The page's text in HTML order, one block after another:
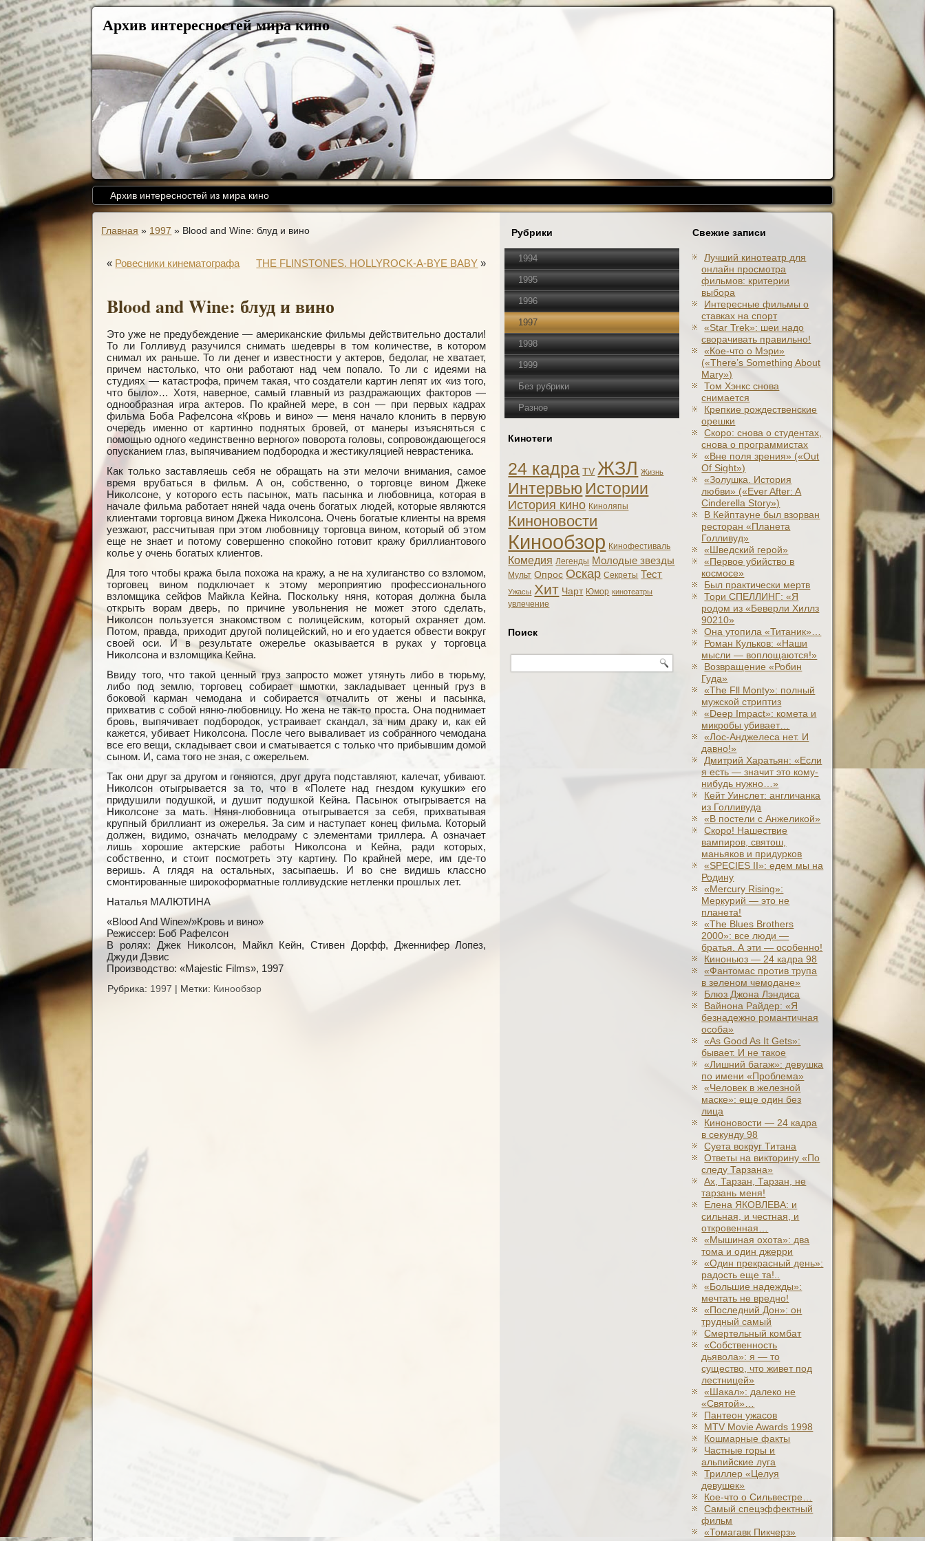
Архив интересностей мира кино
Архив интересностей из мира кино
Главная » 1997 » Blood and Wine: блуд и вино
« Ровесники кинематографа THE FLINSTONES. HOLLYROCK-A-BYE BABY »
Blood and Wine: блуд и вино
Это уже не предубеждение — американские фильмы действительно достали!
То ли Голливуд разучился снимать шедевры в том количестве, в котором
снимал их раньше. То ли денег и известности у актеров, бедолаг, не хватает,
причем настолько, что они работают над чем попало. То ли с идеями на
студиях — катастрофа, причем такая, что создатели картин лепят их «из того,
что было»… Хотя, наверное, самый главный из раздражающих факторов —
однообразная игра актеров. По крайней мере, в сон — при первых кадрах
фильма Боба Рафелсона «Кровь и вино» — меня начало клонить в первую
очередь именно от картинно поднятых бровей, от манеры изъясняться с
помощью одного «единственно верного» поворота головы, сопровождающегося
опусканием глаз, выпячиванием подбородка и жестикуляцией неврастеника.
Как только заставляешь себя не обращать на эти мелочи внимания, самое
время врубаться в фильм. А он, собственно, о торговце вином Джеке
Николсоне, у которого есть пасынок, мать пасынка и любовница, которая в
начале фильма работает няней чада очень богатых людей, которые являются
клиентами торговца вином Джека Николсона. Очень богатые клиенты на время
уезжают, рассчитывая при этом любовницу торговца вином, который об этом
еще не знает и потому совершенно спокойно готовит кражу бриллиантового
колье у очень богатых клиентов.
Для того чтобы кража была похожа на кражу, а не на хулиганство со взломом,
торговец вином подключает к этому мероприятию профессионального
взломщика сейфов Майкла Кейна. Поскольку няня, которая должна была
открыть ворам дверь, по причине увольнения не может этого сделать,
Николсон пользуется знакомством с полицейским, который охраняет дом.
Потом, правда, приходит другой полицейский, но и его удается обвести вокруг
своей оси. И в результате ожерелье оказывается в руках у торговца
Николсона и взломщика Кейна.
Ввиду того, что такой ценный груз запросто может утянуть либо в тюрьму,
либо под землю, торговец собирает шмотки, закладывает ценный груз в
боковой карман чемодана и собирается отчалить от жены и пасынка,
прихватив с собой няню-любовницу. Но жена не так-то проста. Она поднимает
бровь, выпячивает подбородок, устраивает скандал, за ним драку и, как ей
кажется, убивает Николсона. После чего вываливает из собранного чемодана
все его вещи, складывает свои и сматывается с только что прибывшим домой
сыном. И, сама того не зная, с ожерельем.
Так они друг за другом и гоняются, друг друга подставляют, калечат, убивают.
Николсон отыгрывается за то, что в «Полете над гнездом кукушки» его
придушили подушкой, и душит подушкой Кейна. Пасынок отыгрывается на
Николсоне за мать. Няня-любовница отыгрывается за себя, прихватывая
крупный бриллиант из ожерелья. За сим и наступает конец фильма. Который
должен, видимо, означать мелодраму с элементами триллера. А означает
лишь хорошие актерские работы Николсона и Кейна, ради которых,
собственно, и стоит посмотреть эту картину. По крайней мере, им где-то
веришь. А глядя на остальных, засыпаешь. И во сне видишь классно
смонтированные широкоформатные голливудские нетленки прошлых лет.
Наталья МАЛЮТИНА
«Blood And Wine»/»Кровь и вино»
Режиссер: Боб Рафелсон
В ролях: Джек Николсон, Майкл Кейн, Стивен Дорфф, Дженнифер Лопез,
Джуди Дэвис
Производство: «Majestic Films», 1997
Рубрика: 1997 | Метки: Кинообзор
Рубрики
1994
1995
1996
1997
1998
1999
Без рубрики
Разное
Кинотеги
24 кадра TV ЖЗЛ Жизнь
Интервью Истории
История кино Киноляпы
Киноновости
Кинообзор Кинофестиваль
Комедия Легенды Молодые звезды
Мульт Опрос Оскар Секреты Тест
Ужасы Хит Чарт Юмор кинотеатры
увлечение
Поиск
Свежие записи
Лучший кинотеатр для
онлайн просмотра
фильмов: критерии
выбора
Интересные фильмы о
ставках на спорт
«Star Trek»: шеи надо
сворачивать правильно!
«Кое-что о Мэри»
(«There’s Something About
Mary»)
Том Хэнкс снова
снимается
Крепкие рождественские
орешки
Скоро: снова о студентах,
снова о программистах
«Вне поля зрения» («Out
Of Sight»)
«Золушка. История
любви» («Ever After: A
Cinderеlla Story»)
В Кейптауне был взорван
ресторан «Планета
Голливуд»
«Шведский герой»
«Первое убийство в
космосе»
Был практически мертв
Тори СПЕЛЛИНГ: «Я
родом из «Беверли Хиллз
90210»
Она утопила «Титаник»…
Роман Кульков: «Наши
мысли — воплощаются!»
Возвращение «Робин
Гуда»
«The Fll Monty»: полный
мужской стриптиз
«Deep Impact»: комета и
микробы убивает…
«Лос-Анджелеса нет. И
давно!»
Дмитрий Харатьян: «Если
я есть — значит это кому-
нибудь нужно…»
Кейт Уинслет: англичанка
из Голливуда
«В постели с Анжеликой»
Скоро! Нашествие
вампиров, святош,
маньяков и придурков
«SPECIES II»: едем мы на
Родину
«Mercury Rising»:
Меркурий — это не
планета!
«The Blues Brothers
2000»: все люди —
братья. А эти — особенно!
Киноньюз — 24 кадра 98
«Фантомас против трупа
в зеленом чемодане»
Блюз Джона Лэндиса
Вайнона Райдер: «Я
безнадежно романтичная
особа»
«As Good As It Gets»:
бывает. И не такое
«Лишний багаж»: девушка
по имени «Проблема»
«Человек в железной
маске»: еще один без
лица
Киноновости — 24 кадра
в секунду 98
Суета вокруг Титана
Ответы на викторину «По
следу Тарзана»
Ах, Тарзан, Тарзан, не
тарзань меня!
Елена ЯКОВЛЕВА: и
сильная, и честная, и
откровенная…
«Мышиная охота»: два
тома и один джерри
«Один прекрасный день»:
радость еще та!..
«Большие надежды»:
мечтать не вредно!
«Последний Дон»: он
трудный самый
Смертельный комбат
«Собственность
дьявола»: я — то
существо, что живет под
лестницей»
«Шакал»: далеко не
«Святой»…
Пантеон ужасов
MTV Movie Awards 1998
Кошмарные факты
Частные горы и
альпийские луга
Триллер «Целуя
девушек»
Кое-что о Сильвестре…
Самый спецэффектный
фильм
«Томагавк Пикчерз»